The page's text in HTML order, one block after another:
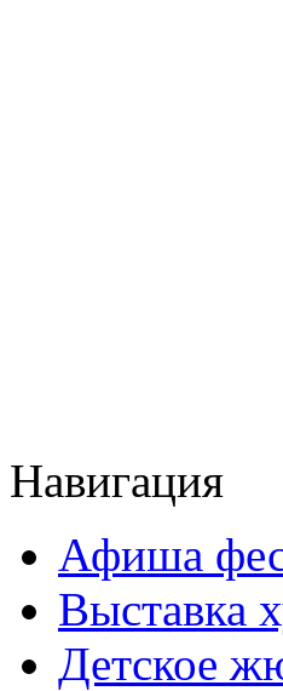
Навигация
Афиша
Выставка
Детское